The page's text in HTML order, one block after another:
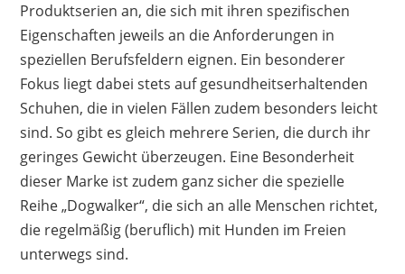
Produktserien an, die sich mit ihren spezifischen
Eigenschaften jeweils an die Anforderungen in
speziellen Berufsfeldern eignen. Ein besonderer
Fokus liegt dabei stets auf gesundheitserhaltenden
Schuhen, die in vielen Fällen zudem besonders leicht
sind. So gibt es gleich mehrere Serien, die durch ihr
geringes Gewicht überzeugen. Eine Besonderheit
dieser Marke ist zudem ganz sicher die spezielle
Reihe „Dogwalker“, die sich an alle Menschen richtet,
die regelmäßig (beruflich) mit Hunden im Freien
unterwegs sind.